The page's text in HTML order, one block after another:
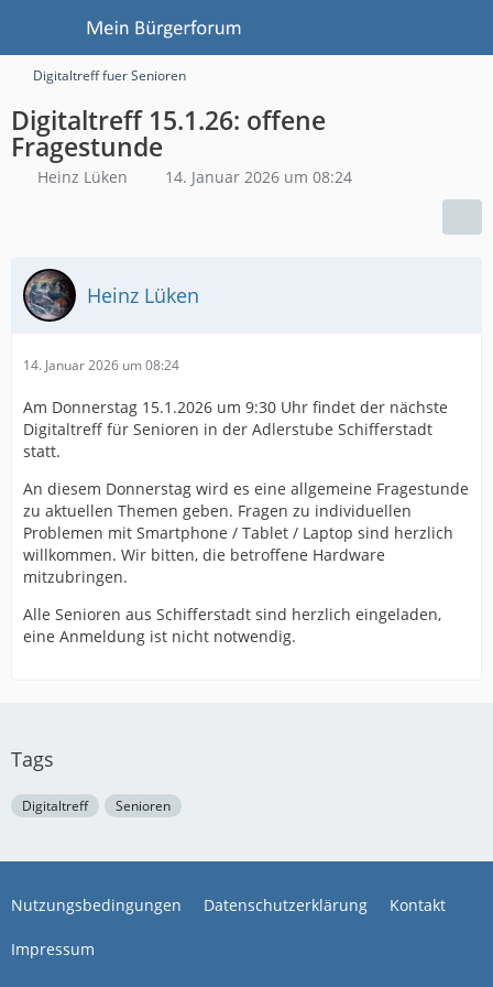
Digitaltreff fuer Senioren
Digitaltreff 15.1.26: offene
Fragestunde
Heinz Lüken 14. Januar 2026 um 08:24
Heinz Lüken
14. Januar 2026 um 08:24
Am Donnerstag 15.1.2026 um 9:30 Uhr findet der nächste
Digitaltreff für Senioren in der Adlerstube Schifferstadt
statt.
An diesem Donnerstag wird es eine allgemeine Fragestunde
zu aktuellen Themen geben. Fragen zu individuellen
Problemen mit Smartphone / Tablet / Laptop sind herzlich
willkommen. Wir bitten, die betroffene Hardware
mitzubringen.
Alle Senioren aus Schifferstadt sind herzlich eingeladen,
eine Anmeldung ist nicht notwendig.
Tags
Digitaltreff Senioren
Nutzungsbedingungen Datenschutzerklärung Kontakt
Impressum